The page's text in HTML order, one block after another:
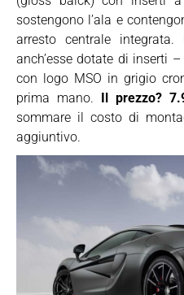
sostengono l’ala e
arresto centrale integrata.
anch’esse dotate di inserti
con logo MSO in grigio
prima mano. Il prezzo?
sommare il costo di
aggiuntivo.